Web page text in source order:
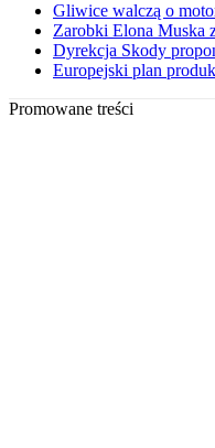
Gliwice walczą o
Zarobki Elona Muska
Dyrekcja Skody
Europejski plan
Promowane treści